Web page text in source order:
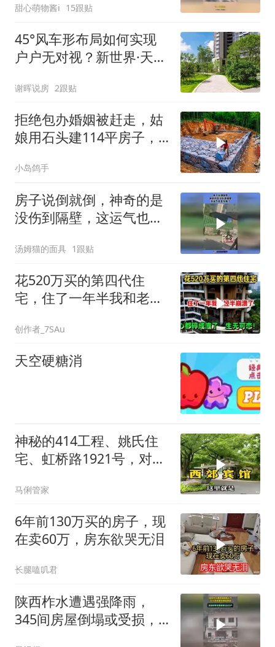
甜心萌物酱i 15跟贴
45°风车形布局如何实现
户户无对视？新世界·天馥
谢晖说房 2跟贴
拒绝包办婚姻被赶走，姑
娘用石头建114平房子，
小岛鸽手
房子说倒就倒，神奇的是
没伤到隔壁，这运气也是
汤姆猫的面具 1跟贴
花520万买的第四代住
宅，住了一年半我和老公
创作者_7SAu
天空硬糖消
神秘的414工程、姚氏住
宅、虹桥路1921号，对这
马俐管家
6年前130万买的房子，现
在卖60万，房东欲哭无泪
长腿嗑叽君
陕西柞水遭遇强降雨，
345间房屋倒塌或受损，